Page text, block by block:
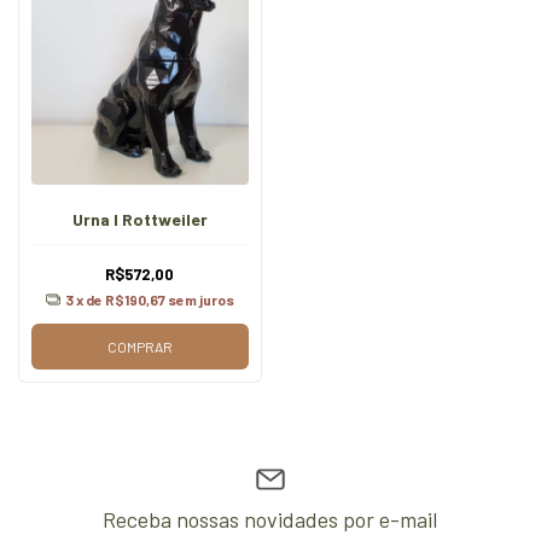
Urna I Rottweiler
R$572,00
3x de R$190,67 sem juros
COMPRAR
Receba nossas novidades por e-mail